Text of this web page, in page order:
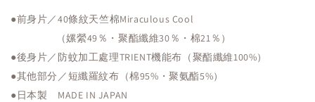
●前身片／40條紋天竺棉Miraculous Cool
（嫘縈49％・聚酯纖維30％・棉21％）
●後身片／防蚊加工處理TRIENT機能布（聚酯纖維100%）
●其他部分／短纖羅紋布（棉95%・聚氨酯5%）
●日本製 MADE IN JAPAN